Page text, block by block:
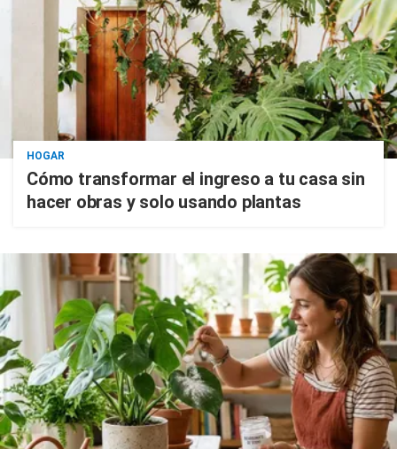
HOGAR
Cómo transformar el ingreso a tu casa sin
hacer obras y solo usando plantas